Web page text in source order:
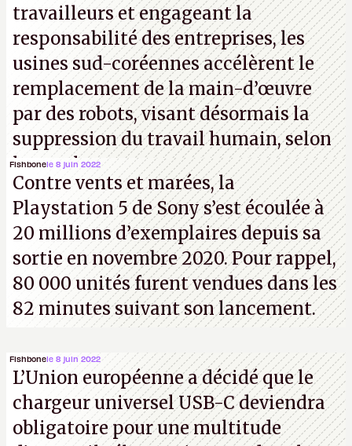
travailleurs et engageant la
responsabilité des entreprises, les
usines sud-coréennes accélèrent le
remplacement de la main-d’œuvre
par des robots, visant désormais la
suppression du travail humain, selon
les analystes.
Fishbonele 8 juin 2022
Contre vents et marées, la
Playstation 5 de Sony s’est écoulée à
20 millions d’exemplaires depuis sa
sortie en novembre 2020. Pour rappel,
80 000 unités furent vendues dans les
82 minutes suivant son lancement.
Fishbonele 8 juin 2022
L’Union européenne a décidé que le
chargeur universel USB-C deviendra
obligatoire pour une multitude